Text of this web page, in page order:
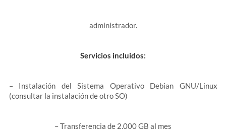
administrador.
Servicios incluidos:
– Instalación del Sistema Operativo Debian GNU/Linux
(consultar la instalación de otro SO)
– Transferencia de 2.000 GB al mes